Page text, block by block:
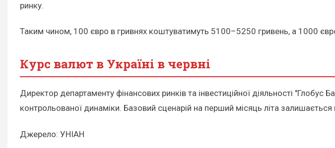
ринку.
Таким чином, 100 євро в гривнях коштуватимуть 5100–5250 гривень, а 1000
Курс валют в Україні в червні
Директор департаменту фінансових ринків та інвестиційної діяльності
контрольованої динаміки. Базовий сценарій на перший місяць літа
Джерело: УНІАН